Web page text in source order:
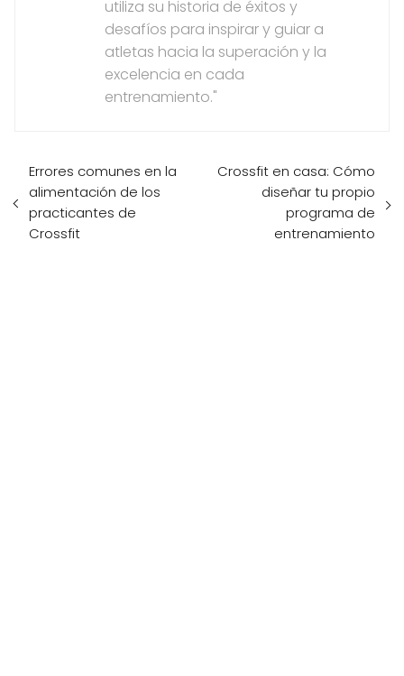
utiliza su historia de éxitos y
desafíos para inspirar y guiar a
atletas hacia la superación y la
excelencia en cada
entrenamiento."
Errores comunes en la
alimentación de los
practicantes de
Crossfit
Crossfit en casa: Cómo
diseñar tu propio
programa de
entrenamiento